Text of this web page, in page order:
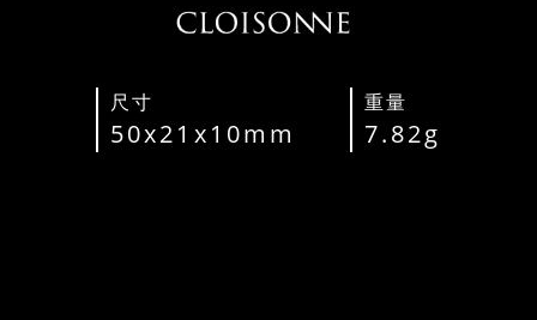
尺寸
50x21x10mm
重量
7.82g